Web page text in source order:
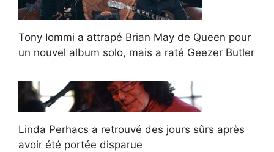
Tony Iommi a attrapé Brian May de Queen pour
un nouvel album solo, mais a raté Geezer Butler
Linda Perhacs a retrouvé des jours sûrs après
avoir été portée disparue